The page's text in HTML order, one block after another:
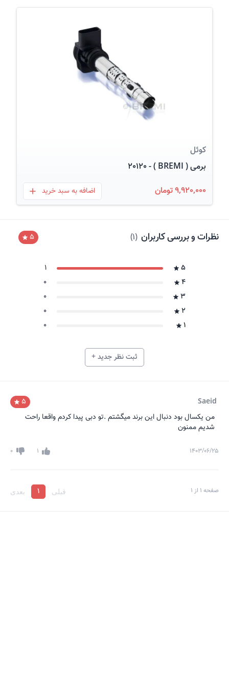
عکس کالا
کوئل
برمی ( BREMI ) - 20120
9,920,000 تومان
بعلاوه
اضافه به سبد خرید
نظرات و بررسی کاربران (
1
)
5
5
1
4
0
3
0
2
0
1
0
ثبت نظر جدید +
Saeid
5
من یکسال بود دنبال این برند میگشتم .تو دبی پیدا کردم واقعا راحت
شدیم ممنون
۱۴۰۳/۰۶/۲۵ 1
0
صفحه 1 از 1 قبلی 1 بعدی